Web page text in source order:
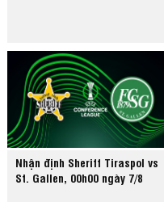
Nhận định Sheriff Tiraspol vs
St. Gallen, 00h00 ngày 7/8